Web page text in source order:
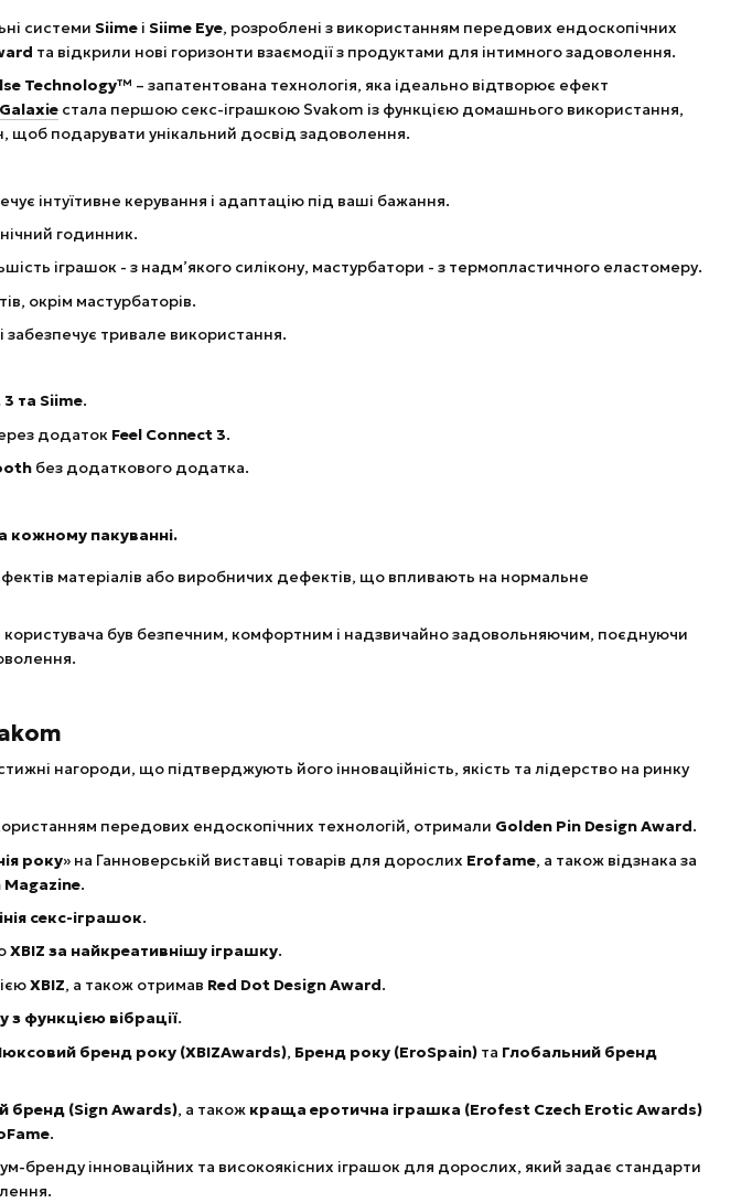
системи Siime і Siime Eye, розроблені з використанням передових ендоскопічних
та відкрили нові горизонти взаємодії з продуктами для інтимного задоволення.
Technology™ – запатентована технологія, яка ідеально відтворює ефект
стала першою секс-іграшкою Svakom із функцією домашнього використання,
щоб подарувати унікальний досвід задоволення.
інтуїтивне керування і адаптацію під ваші бажання.
годинник.
іграшок - з надм’якого силікону, мастурбатори - з термопластичного еластомеру.
окрім мастурбаторів.
забезпечує тривале використання.
та Siime.
додаток Feel Connect 3.
без додаткового додатка.
кожному пакуванні.
матеріалів або виробничих дефектів, що впливають на нормальне
був безпечним, комфортним і надзвичайно задовольняючим, поєднуючи
нагороди, що підтверджують його інноваційність, якість та лідерство на ринку
передових ендоскопічних технологій, отримали Golden Pin Design Award.
року» на Ганноверській виставці товарів для дорослих Erofame, а також відзнака за
Magazine.
секс-іграшок.
XBIZ за найкреативнішу іграшку.
XBIZ, а також отримав Red Dot Design Award.
функцією вібрації.
бренд року (XBIZAwards), Бренд року (EroSpain) та Глобальний бренд
бренд (Sign Awards), а також краща еротична іграшка (Erofest Czech Erotic Awards)
.
бренду інноваційних та високоякісних іграшок для дорослих, який задає стандарти